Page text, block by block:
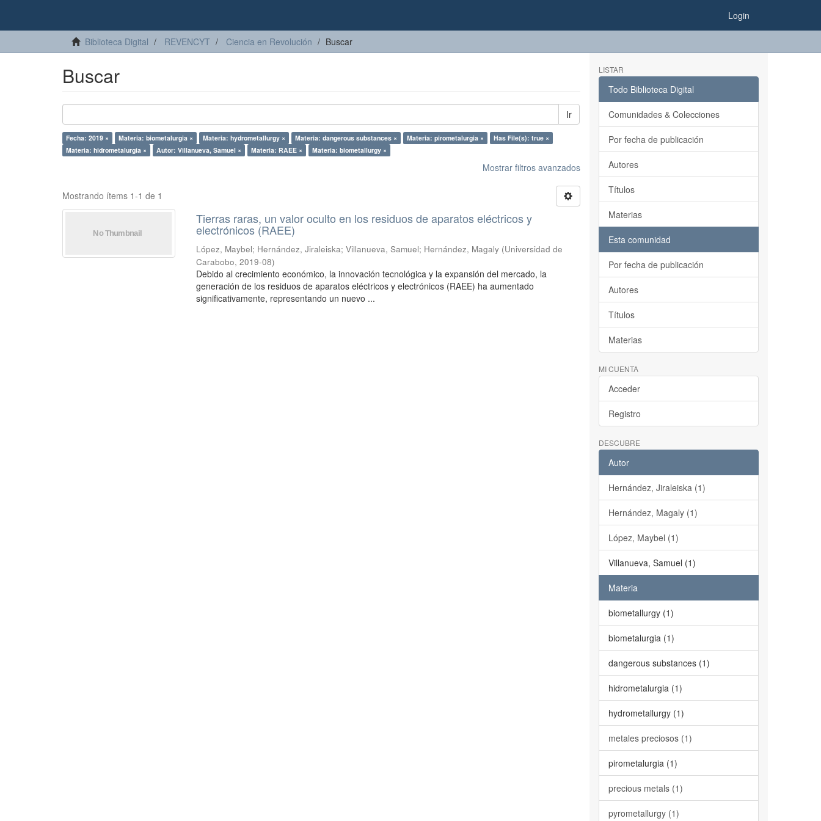
Login
Biblioteca Digital REVENCYT Ciencia en Revolución Buscar
Buscar
Ir
Fecha: 2019 × Materia: biometalurgia × Materia: hydrometallurgy × Materia: dangerous substances × Materia: pirometalurgia ×
Has File(s): true ×
Materia: hidrometalurgia ×
Autor: Villanueva, Samuel × Materia: RAEE × Materia: biometallurgy ×
Mostrar filtros avanzados
Mostrando ítems 1-1 de 1
Tierras raras, un valor oculto en los residuos de aparatos eléctricos y
electrónicos (RAEE)
López, Maybel; Hernández, Jiraleiska;Villanueva, Samuel; Hernández, Magaly (Universidad de
Carabobo,2019-08)
Debido al crecimiento económico, la innovación tecnológica y la expansión del mercado, la
generación de los residuos de aparatos eléctricos y electrónicos (RAEE) ha aumentado
significativamente, representando un nuevo ...
LISTAR
Todo Biblioteca Digital
Comunidades & Colecciones
Por fecha de publicación
Autores
Títulos
Materias
Esta comunidad
Por fecha de publicación
Autores
Títulos
Materias
MI CUENTA
Acceder
Registro
DESCUBRE
Autor
Hernández, Jiraleiska (1)
Hernández, Magaly (1)
López, Maybel (1)
Villanueva, Samuel (1)
Materia
biometallurgy (1)
biometalurgia (1)
dangerous substances (1)
hidrometalurgia (1)
hydrometallurgy (1)
metales preciosos (1)
pirometalurgia (1)
precious metals (1)
pyrometallurgy (1)